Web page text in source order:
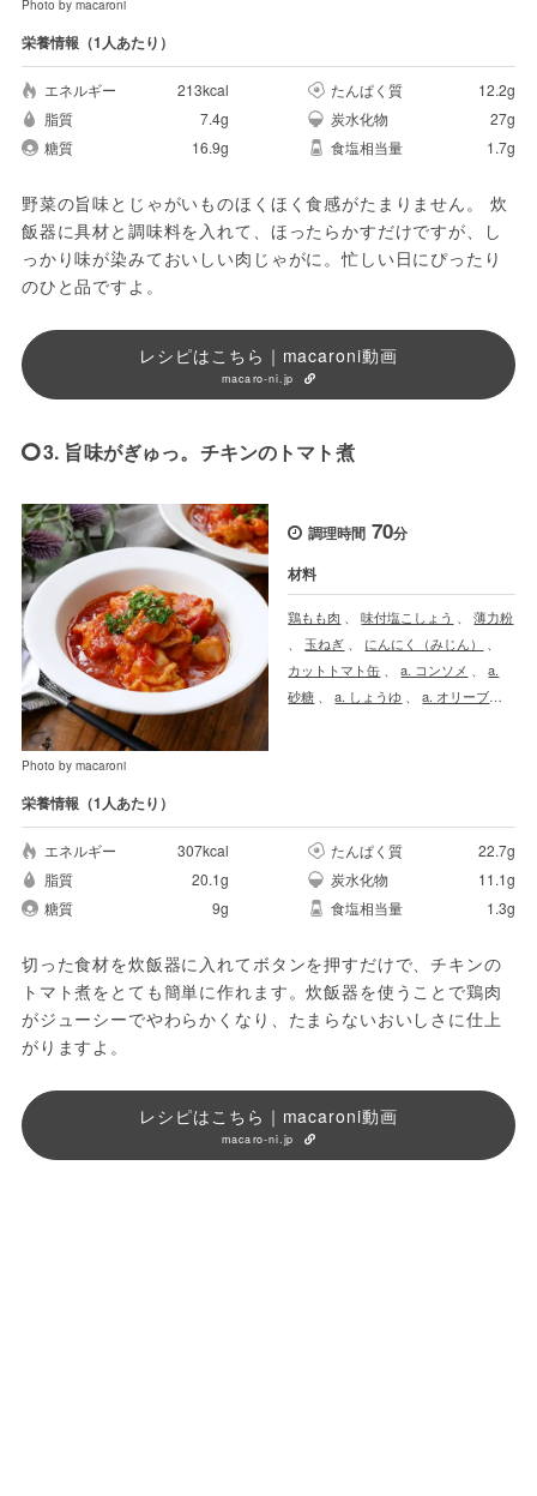
Photo by macaroni
栄養情報（1人あたり）
エネルギー 213kcal たんぱく質
12.2g
脂質
7.4g 炭水化物
27g
糖質
16.9g 食塩相当量 1.7g
野菜の旨味とじゃがいものほくほく食感がたまりません。 炊
飯器に具材と調味料を入れて、ほったらかすだけですが、し
っかり味が染みておいしい肉じゃがに。忙しい日にぴったり
のひと品ですよ。
レシピはこちら｜macaroni動画
macaro-ni.jp
3. 旨味がぎゅっ。チキンのトマト煮
Photo by macaroni
調理時間 70分
材料
鶏もも肉 、味付塩こしょう 、薄力粉
玉ねぎ にんにく（みじん）
カットトマト缶
、a. コンソメ 、a.
砂糖
、a. しょうゆ 、a. オリーブオ
栄養情報（1人あたり）
エネルギー 307kcal たんぱく質
22.7g
脂質
20.1g 炭水化物
11.1g
糖質
9g 食塩相当量 1.3g
切った食材を炊飯器に入れてボタンを押すだけで、チキンの
トマト煮をとても簡単に作れます。炊飯器を使うことで鶏肉
がジューシーでやわらかくなり、たまらないおいしさに仕上
がりますよ。
レシピはこちら｜macaroni動画
macaro-ni.jp